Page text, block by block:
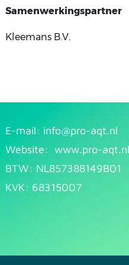
Samenwerkingspartner
Kleemans B.V.
E-mail: info@pr​o-aqt.nl
Website: www.pro-aqt.nl
BTW: NL857388149B01
KVK: 68315007